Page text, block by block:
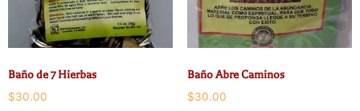
Baño de 7 Hierbas
$30.00
Baño Abre Caminos
$30.00